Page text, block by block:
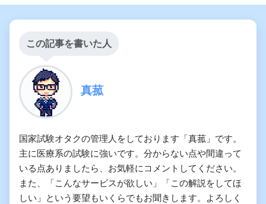
この記事を書いた人
真菰
国家試験オタクの管理人をしております「真菰」です。
主に医療系の試験に強いです。分からない点や間違って
いる点ありましたら、お気軽にコメントしてください。
また、「こんなサービスが欲しい」「この解説をしてほ
しい」という要望もいくらでもお聞きします。よろしく